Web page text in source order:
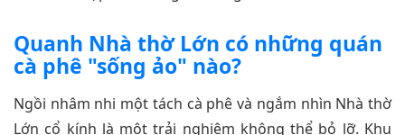
Quanh Nhà thờ Lớn có những quán
cà phê "sống ảo" nào?
Ngồi nhâm nhi một tách cà phê và ngắm nhìn Nhà thờ
Lớn cổ kính là một trải nghiệm không thể bỏ lỡ. Khu